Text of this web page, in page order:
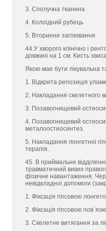
3. Сполучна тканина
4. Колоiдний рубець
5. Вторинне загоювання
44.У хворого клiнiчно i
довжинi на 1 см. Кисть
Якою маe бути лiкувальна
1. Вiдкрита репозицiя
2. Накладання скелетного
3. Позавогнищевий
4. Позавогнищевий
металоостеосинтез.
5. Накладання лонгетноi
терапiя.
45. В приймальне
травматичний вивих
фiзичне навантаження.
невiдкладноi допомоги
1. Фiксацiя гiпсовою
2. Фiксацiя гiпсовою
3. Скелетне витягання за